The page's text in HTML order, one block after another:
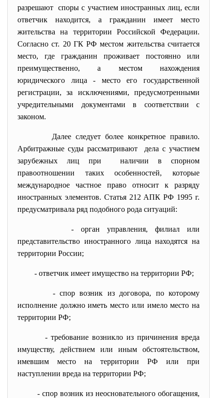
разрешают споры с участием иностранных лиц, если
ответчик находится, а гражданин имеет место
жительства на территории Российской Федерации.
Согласно ст. 20 ГК РФ местом жительства считается
место, где гражданин проживает постоянно или
преимущественно, а местом нахождения
юридического лица - место его государственной
регистрации, за исключениями, предусмотренными
учредительными документами в соответствии с
законом.
Далее следует более конкретное правило.
Арбитражные суды рассматривают дела с участием
зарубежных лиц при наличии в спорном
правоотношении таких особенностей, которые
международное частное право относит к разряду
иностранных элементов. Статья 212 АПК РФ 1995 г.
предусматривала ряд подобного рода ситуаций:
- орган управления, филиал или
представительство иностранного лица находятся на
территории России;
- ответчик имеет имущество на территории РФ;
- спор возник из договора, по которому
исполнение должно иметь место или имело место на
территории РФ;
- требование возникло из причинения вреда
имуществу, действием или иным обстоятельством,
имевшим место на территории РФ или при
наступлении вреда на территории РФ;
- спор возник из неосновательного обогащения,